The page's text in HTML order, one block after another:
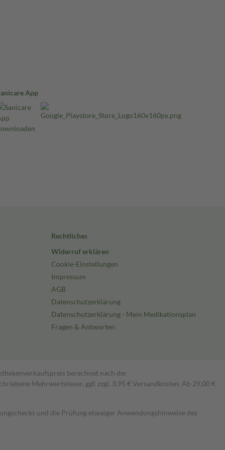
App
Rechtliches
Widerruf erklären
Cookie-Einstellungen
Impressum
AGB
Datenschutzerklärung
Datenschutzerklärung - Mein Medikationsplan
Fragen & Antworten
berechnet nach der
Mehrwertsteuer, ggf. zzgl. 3,95 € Versandkosten. Ab 29,00 €
und die Prüfung etwaiger Anwendungshinweise des